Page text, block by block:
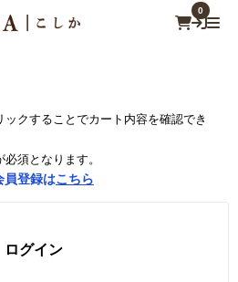
0
クすることでカート内容を確認でき
須となります。
員登録はこちら
ログイン